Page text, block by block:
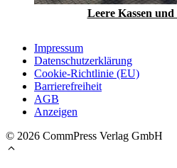
Leere Kassen
Impressum
Datenschutzerklärung
Cookie-Richtlinie (EU)
Barrierefreiheit
AGB
Anzeigen
© 2026 CommPress Verlag GmbH